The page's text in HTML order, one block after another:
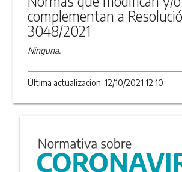
complementan a
3048/2021
Ninguna.
Última actualizacion: 12/10/2021 12:10